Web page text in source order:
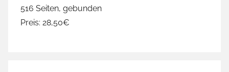
516 Seiten, gebunden
Preis: 28,50€